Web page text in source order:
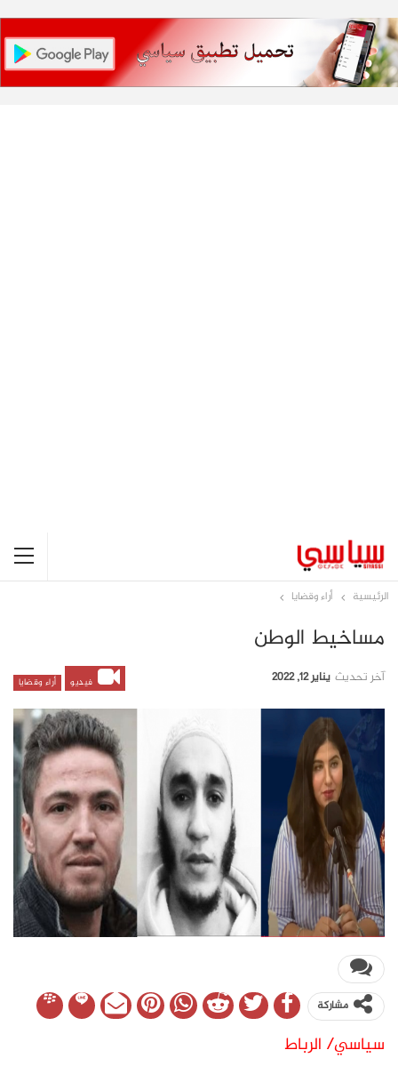
الرئيسية أراء وقضايا
مساخيط الوطن
فيديو أراء وقضايا آخر تحديث يناير 12, 2022
مشاركة
سياسي/ الرباط